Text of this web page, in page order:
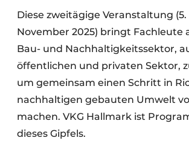
Diese zweitägige Veranstaltung (5.
November 2025) bringt Fachleute
Bau- und Nachhaltigkeitssektor,
öffentlichen und privaten Sektor,
um gemeinsam einen Schritt in
nachhaltigen gebauten Umwelt
machen. VKG Hallmark ist
dieses Gipfels.